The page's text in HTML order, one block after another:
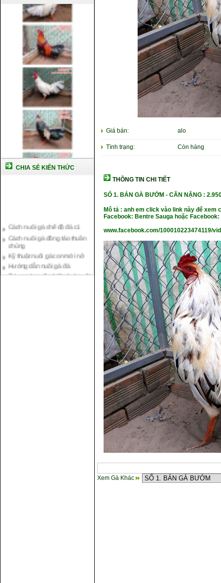
CHIA SẺ KIẾN THỨC
Cách nuôi gà đông tảo thuần
chủng
Kỹ thuật nuôi gà con mới nở
Hướng dẫn nuôi gà đá
Tại sao bạn cần biết cách nuôi
gà chọi ?
Giá bán: alo
Tình trạng: Còn hàng
THÔNG TIN CHI TIẾT
SỐ 1. BÁN GÀ BƯỚM - CÂN NẶNG :
Mô tả : anh em click vào link này để
Facebook: Bentre Sauga hoặc Facebook:
www.facebook.com/100010223474119/
Xem Gà Khác